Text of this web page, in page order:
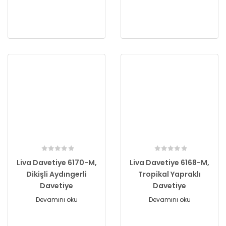
Liva Davetiye 6170-M,
Dikişli Aydıngerli
Davetiye
Devamını oku
Liva Davetiye 6168-M,
Tropikal Yapraklı
Davetiye
Devamını oku